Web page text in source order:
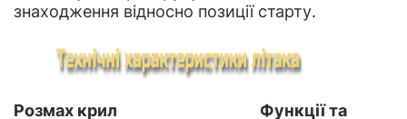
знаходження відносно позиції старту.
Розмах крил
Функції та